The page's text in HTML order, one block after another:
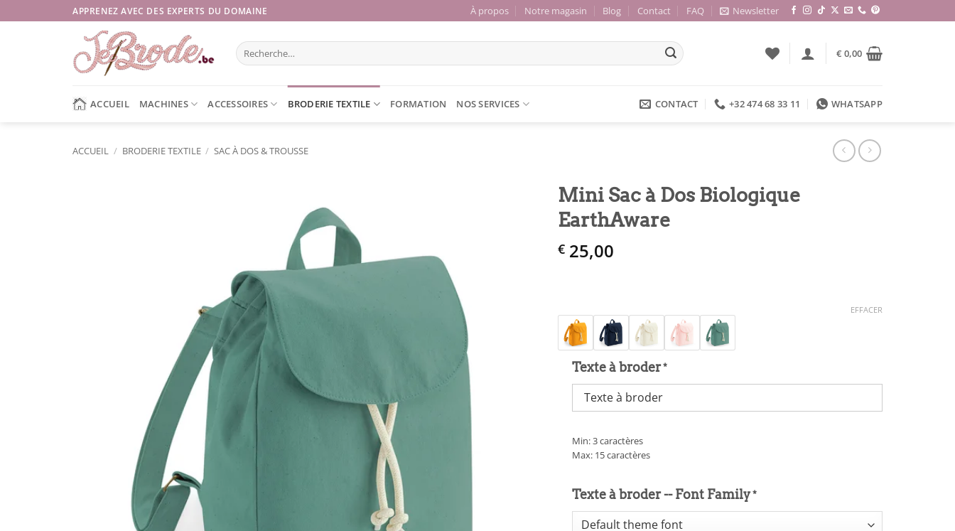
au
APPRENEZ AVEC DES EXPERTS DU DOMAINE À propos Notre magasin Blog Contact FAQ Newsletter
Recherche
pour :
€ 0,00
ACCUEIL MACHINES ACCESSOIRES BRODERIE TEXTILE FORMATION NOS SERVICES CONTACT +32 474 68 33 11 WHATSAPP
ACCUEIL / BRODERIE TEXTILE / SAC À DOS & TROUSSE
Mini Sac à Dos Biologique
EarthAware
€25,00
EFFACER
Texte à broder*
Min: 3 caractères
Max: 15 caractères
Texte à broder -- Font Family*